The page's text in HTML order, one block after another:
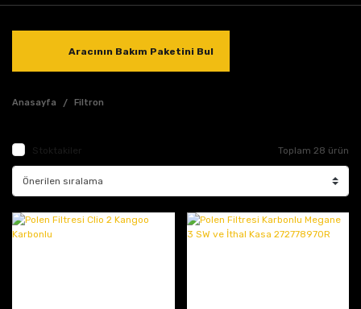
Aracının Bakım Paketini Bul
Anasayfa Filtron
Stoktakiler Toplam 28 ürün